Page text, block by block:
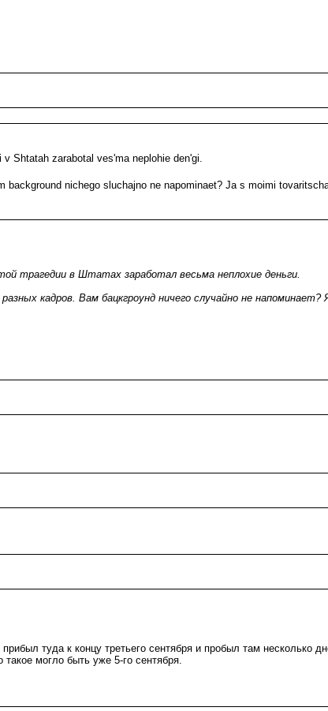
Shtatah zarabotal ves'ma neplohie den'gi.
nichego sluchajno ne napominaet? Ja s moimi
трагедии в Штатах заработал весьма неплохие деньги.
кадров. Вам бацкгроунд ничего случайно не
туда к концу третьего сентября и пробыл там несколько
могло быть уже 5-го сентября.